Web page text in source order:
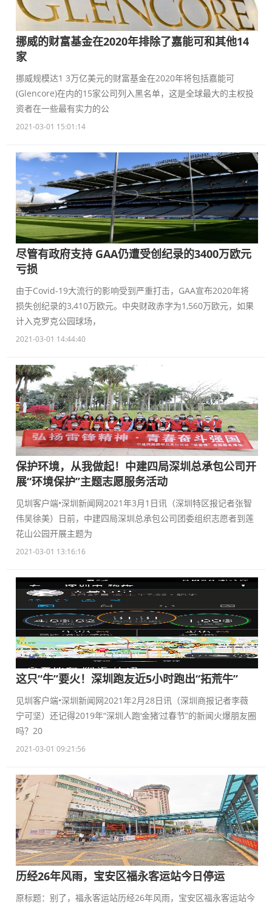
挪威的财富基金在2020年排除了嘉能可和其他14
家
挪威规模达1 3万亿美元的财富基金在2020年将包括嘉能可
(Glencore)在内的15家公司列入黑名单，这是全球最大的主权投
资者在一些最有实力的公
2021-03-01 15:01:14
尽管有政府支持 GAA仍遭受创纪录的3400万欧元
亏损
由于Covid-19大流行的影响受到严重打击，GAA宣布2020年将
损失创纪录的3,410万欧元。中央财政赤字为1,560万欧元，如果
计入克罗克公园球场，
2021-03-01 14:44:40
保护环境，从我做起！中建四局深圳总承包公司开
展“环境保护”主题志愿服务活动
见圳客户端•深圳新闻网2021年3月1日讯（深圳特区报记者张智
伟吴徐美）日前，中建四局深圳总承包公司团委组织志愿者到莲
花山公园开展主题为
2021-03-01 13:16:16
这只“牛”要火！深圳跑友近5小时跑出“拓荒牛”
见圳客户端•深圳新闻网2021年2月28日讯（深圳商报记者李薇
宁可坚）还记得2019年“深圳人跑‘金猪’过春节”的新闻火爆朋友圈
吗？20
2021-03-01 09:21:56
历经26年风雨，宝安区福永客运站今日停运
原标题：别了，福永客运站历经26年风雨，宝安区福永客运站今